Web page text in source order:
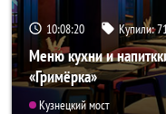
10:08:17 Купили:71
Меню кухни и
«Гримёрка»
Кузнецкий мост